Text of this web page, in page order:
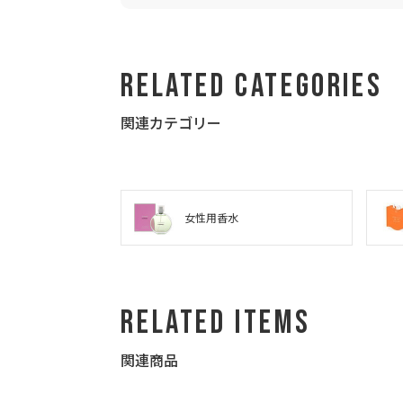
Related Categories
関連カテゴリー
女性用香水
Related Items
関連商品